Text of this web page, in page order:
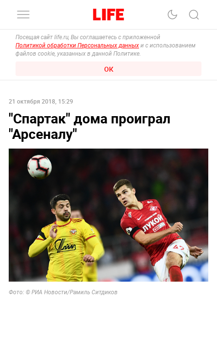
Посещая сайт life.ru, Вы соглашаетесь с приложенной
Политикой обработки Персональных данных и с использованием
файлов cookie, указанных в данной Политике.
ОК
21 октября 2018, 15:29
"Спартак" дома проиграл
"Арсеналу"
Фото: © РИА Новости/Рамиль Ситдиков